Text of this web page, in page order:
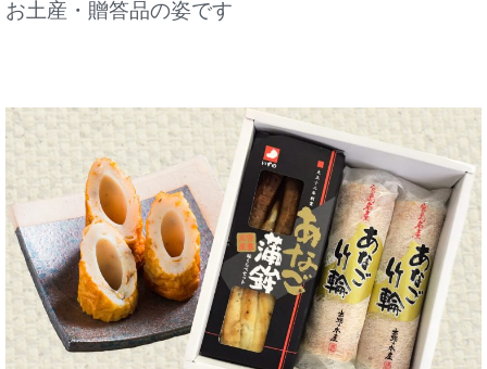
お土産・贈答品の姿です